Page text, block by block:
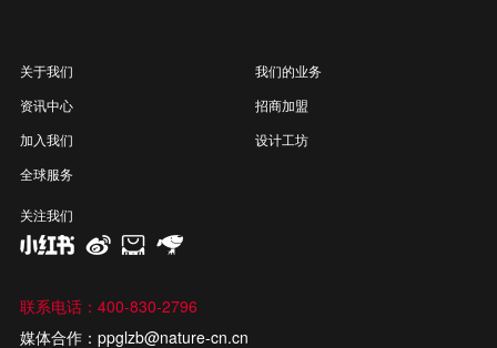
关于我们
我们的业务
资讯中心
招商加盟
加入我们
设计工坊
全球服务
关注我们
联系电话：400-830-2796
媒体合作：ppglzb@nature-cn.cn